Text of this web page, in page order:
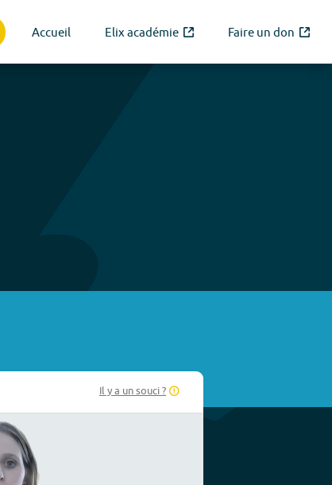
Accueil Elix académie Faire un don
Il y a un souci ?